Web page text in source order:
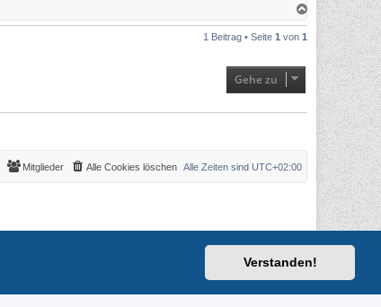
Verstanden!
N
1 Beitrag • Seite 1 von 1
Gehe zu
Alle Zeiten sind UTC+02:00
Alle Cookies löschen
Mitglieder